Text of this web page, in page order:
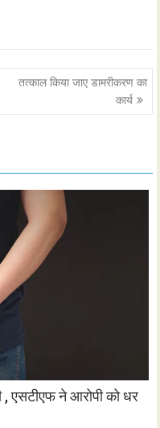
तत्काल किया जाए डामरीकरण का
कार्य
, एसटीएफ ने आरोपी को धर